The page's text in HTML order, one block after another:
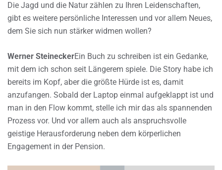
Die Jagd und die Natur zählen zu Ihren Leidenschaften,
gibt es weitere persönliche Interessen und vor allem Neues,
dem Sie sich nun stärker widmen wollen?
Werner SteineckerEin Buch zu schreiben ist ein Gedanke,
mit dem ich schon seit Längerem spiele. Die Story habe ich
bereits im Kopf, aber die größte Hürde ist es, damit
anzufangen. Sobald der Laptop einmal aufgeklappt ist und
man in den Flow kommt, stelle ich mir das als spannenden
Prozess vor. Und vor allem auch als anspruchsvolle
geistige Herausforderung neben dem körperlichen
Engagement in der Pension.